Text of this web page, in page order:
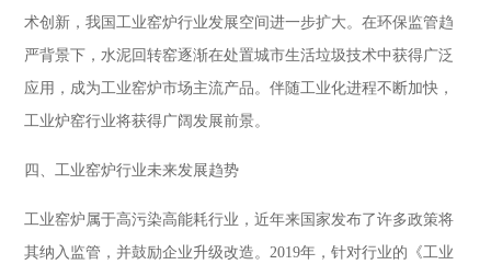
术创新，我国工业窑炉行业发展空间进一步扩大。在环保监管趋
严背景下，水泥回转窑逐渐在处置城市生活垃圾技术中获得广泛
应用，成为工业窑炉市场主流产品。伴随工业化进程不断加快，
工业炉窑行业将获得广阔发展前景。
四、工业窑炉行业未来发展趋势
工业窑炉属于高污染高能耗行业，近年来国家发布了许多政策将
其纳入监管，并鼓励企业升级改造。2019年，针对行业的《工业